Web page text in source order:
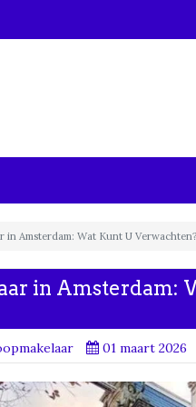
in Amsterdam: Wat Kunt U Verwachten?
in Amsterdam:
01 maart 2026